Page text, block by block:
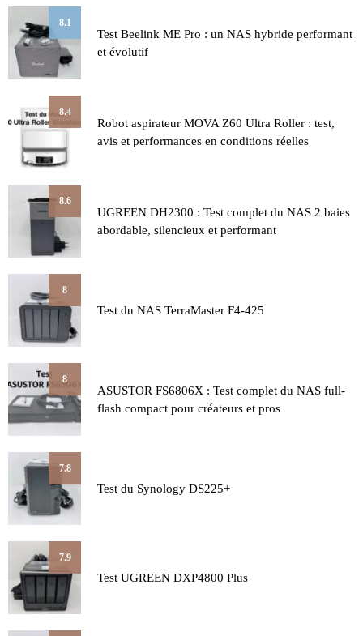
8.1
Test Beelink ME Pro : un NAS hybride performant
et évolutif
8.4
Robot aspirateur MOVA Z60 Ultra Roller : test,
avis et performances en conditions réelles
8.6
UGREEN DH2300 : Test complet du NAS 2 baies
abordable, silencieux et performant
8
Test du NAS TerraMaster F4-425
8
ASUSTOR FS6806X : Test complet du NAS full-
flash compact pour créateurs et pros
7.8
Test du Synology DS225+
7.9
Test UGREEN DXP4800 Plus